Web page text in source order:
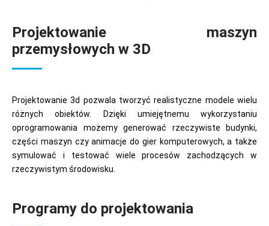
Projektowanie maszyn
przemysłowych w 3D
Projektowanie 3d pozwala tworzyć realistyczne modele wielu
różnych obiektów. Dzięki umiejętnemu wykorzystaniu
oprogramowania możemy generować rzeczywiste budynki,
części maszyn czy animacje do gier komputerowych, a także
symulować i testować wiele procesów zachodzących w
rzeczywistym środowisku.
Programy do projektowania